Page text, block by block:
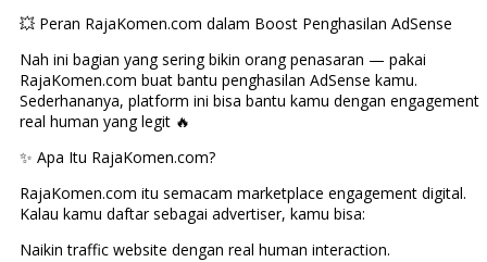
💥 Peran RajaKomen.com dalam Boost Penghasilan AdSense
Nah ini bagian yang sering bikin orang penasaran — pakai
RajaKomen.com buat bantu penghasilan AdSense kamu.
Sederhananya, platform ini bisa bantu kamu dengan engagement
real human yang legit 🔥
✨ Apa Itu RajaKomen.com?
RajaKomen.com itu semacam marketplace engagement digital.
Kalau kamu daftar sebagai advertiser, kamu bisa:
Naikin traffic website dengan real human interaction.